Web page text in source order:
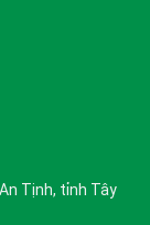
Tịnh, tỉnh Tây